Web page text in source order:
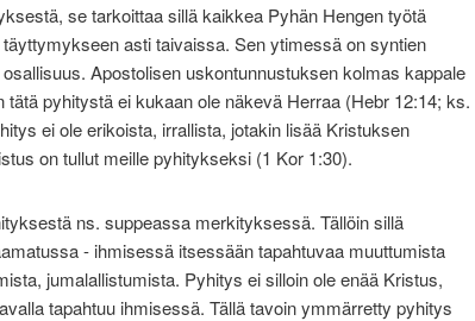
se tarkoittaa sillä kaikkea Pyhän Hengen työtä
asti taivaissa. Sen ytimessä on syntien
Apostolisen uskontunnustuksen kolmas kappale
tätä pyhitystä ei kukaan ole näkevä Herraa (Hebr 12:14; ks.
ei ole erikoista, irrallista, jotakin lisää Kristuksen
on tullut meille pyhitykseksi (1 Kor 1:30).
ns. suppeassa merkityksessä. Tällöin sillä
- ihmisessä itsessään tapahtuvaa muuttumista
jumalallistumista. Pyhitys ei silloin ole enää Kristus,
tapahtuu ihmisessä. Tällä tavoin ymmärretty pyhitys